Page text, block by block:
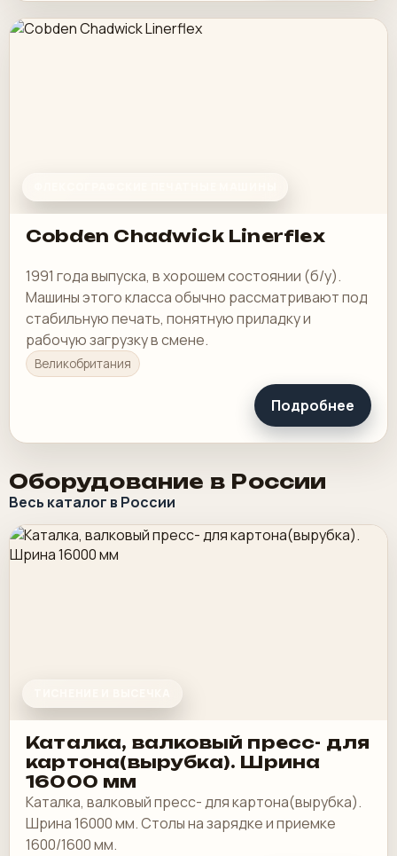
Cobden Chadwick Linerflex
1991 года выпуска, в хорошем состоянии (б/у).
Машины этого класса обычно рассматривают под
стабильную печать, понятную приладку и
рабочую загрузку в смене.
Великобритания
Подробнее
Оборудование в России
Весь каталог в России
Каталка, валковый пресс- для
картона(вырубка). Шрина
16000 мм
Каталка, валковый пресс- для картона(вырубка).
Шрина 16000 мм. Столы на зарядке и приемке
1600/1600 мм.